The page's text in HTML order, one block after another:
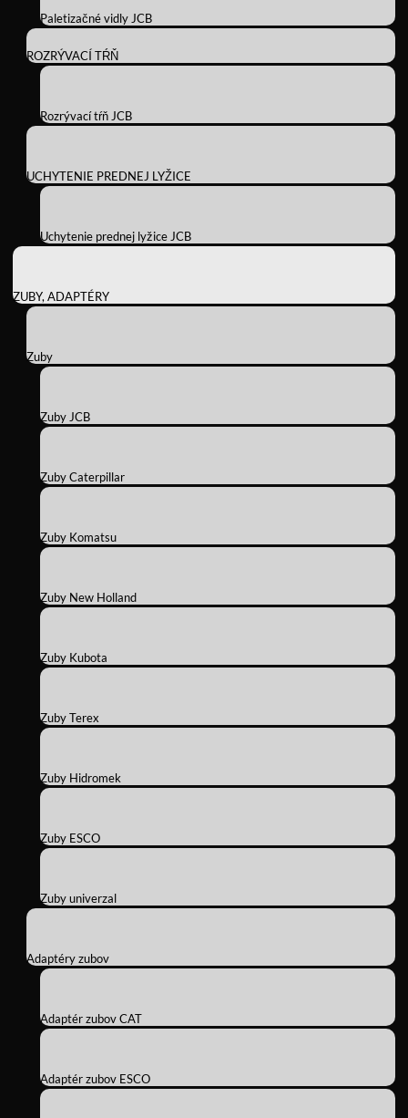
Paletizačné vidly JCB
ROZRÝVACÍ TŔŇ
Rozrývací tŕň JCB
UCHYTENIE PREDNEJ LYŽICE
Uchytenie prednej lyžice JCB
ZUBY, ADAPTÉRY
Zuby
Zuby JCB
Zuby Caterpillar
Zuby Komatsu
Zuby New Holland
Zuby Kubota
Zuby Terex
Zuby Hidromek
Zuby ESCO
Zuby univerzal
Adaptéry zubov
Adaptér zubov CAT
Adaptér zubov ESCO